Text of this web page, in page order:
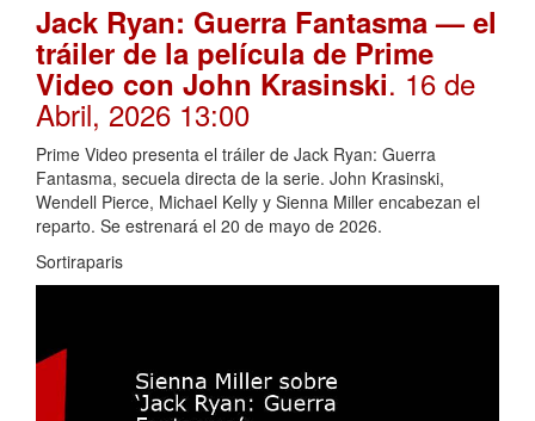
Jack Ryan: Guerra Fantasma — el
tráiler de la película de Prime
Video con John Krasinski. 16 de
Abril, 2026 13:00
Prime Video presenta el tráiler de Jack Ryan: Guerra
Fantasma, secuela directa de la serie. John Krasinski,
Wendell Pierce, Michael Kelly y Sienna Miller encabezan el
reparto. Se estrenará el 20 de mayo de 2026.
Sortiraparis